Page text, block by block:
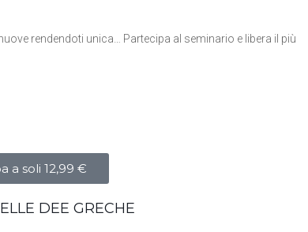
rendendoti unica… Partecipa al seminario e libera il più
a soli 12,99 €
DEE GRECHE